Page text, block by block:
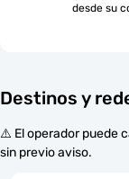
desde su
Destinos y
⚠️ El operador puede
sin previo aviso.